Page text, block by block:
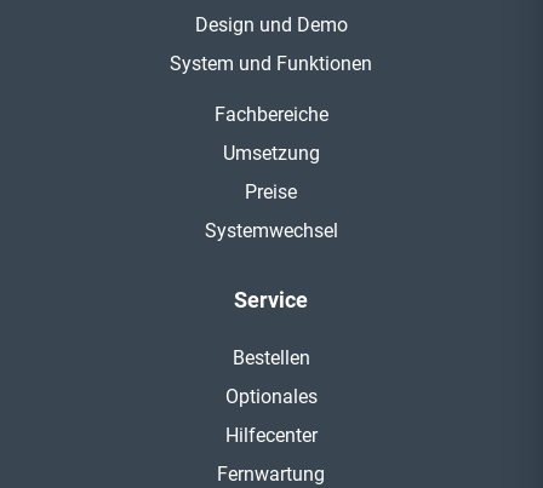
Design und Demo
System und Funktionen
Fachbereiche
Umsetzung
Preise
Systemwechsel
Service
Bestellen
Optionales
Hilfecenter
Fernwartung